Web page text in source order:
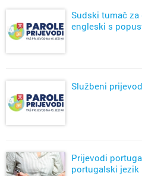
Sudski tumač
engleski s
Službeni
Prijevodi
portugalski jezik